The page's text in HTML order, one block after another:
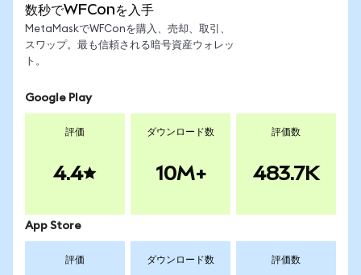
数秒でWFConを入手
MetaMaskでWFConを購入、売却、取引、
スワップ。最も信頼される暗号資産ウォレッ
ト。
Google Play
評価
4.4
ダウンロード数
10M+
評価数
483.7K
App Store
評価 ダウンロード数 評価数